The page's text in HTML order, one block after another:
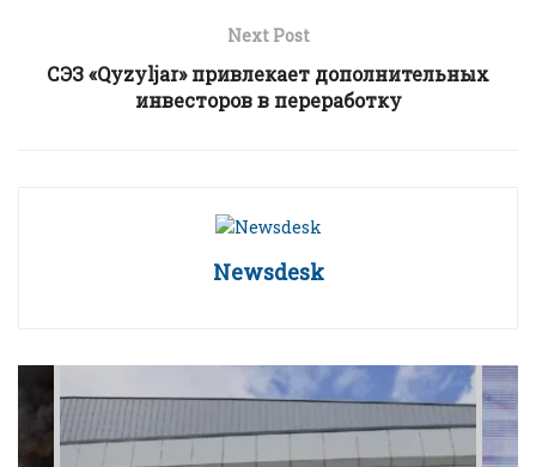
Next Post
СЭЗ «Qyzyljar» привлекает дополнительных
инвесторов в переработку
Newsdesk